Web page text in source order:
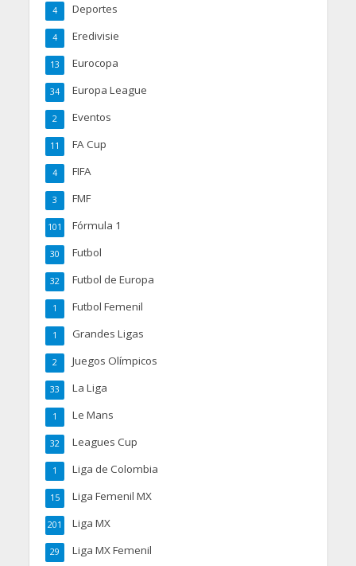
Deportes
4
Eredivisie
4
Eurocopa
13
Europa League
34
Eventos
2
FA Cup
11
FIFA
4
FMF
3
Fórmula 1
101
Futbol
30
Futbol de Europa
32
Futbol Femenil
1
Grandes Ligas
1
Juegos Olímpicos
2
La Liga
33
Le Mans
1
Leagues Cup
32
Liga de Colombia
1
Liga Femenil MX
15
Liga MX
201
Liga MX Femenil
29